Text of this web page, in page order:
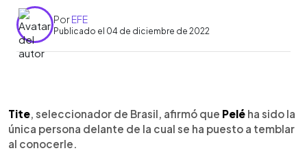
PorEFE
Publicado el 04 de diciembre de 2022
► Escuchar artículo
Tite, seleccionador de Brasil, afirmó que Pelé ha sido la
única persona delante de la cual se ha puesto a temblar
al conocerle.